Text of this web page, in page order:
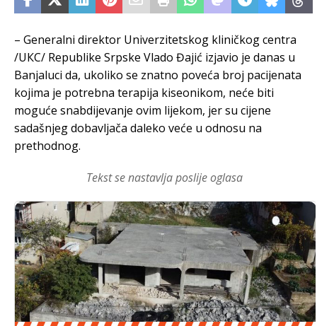
– Generalni direktor Univerzitetskog kliničkog centra
/UКC/ Republike Srpske Vlado Đajić izjavio je danas u
Banjaluci da, ukoliko se znatno poveća broj pacijenata
kojima je potrebna terapija kiseonikom, neće biti
moguće snabdijevanje ovim lijekom, jer su cijene
sadašnjeg dobavljača daleko veće u odnosu na
prethodnog.
Tekst se nastavlja poslije oglasa